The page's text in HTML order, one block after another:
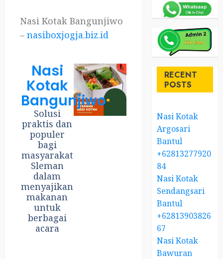
Nasi Kotak Bangunjiwo
– nasiboxjogja.biz.id
Nasi
Kotak
Bangunjiwo
Solusi
praktis dan
populer
bagi
masyarakat
Sleman
dalam
menyajikan
makanan
untuk
berbagai
acara
RECENT
POSTS
Nasi Kotak
Argosari
Bantul
+62813277920
84
Nasi Kotak
Sendangsari
Bantul
+62813903826
67
Nasi Kotak
Bawuran